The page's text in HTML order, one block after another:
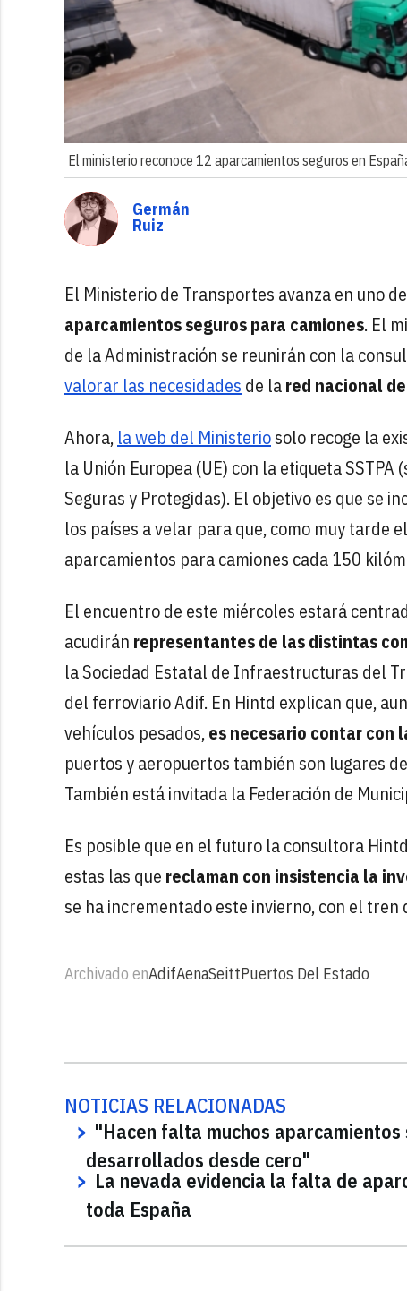
El ministerio reconoce 12 aparcamientos seguros en
Germán
Ruiz
El Ministerio de Transportes avanza en uno
aparcamientos seguros para camiones. El
de la Administración se reunirán con la
valorar las necesidades de lared nacional
Ahora, la web del Ministeriosolo recoge la
la Unión Europea (UE) con la etiqueta
Seguras y Protegidas). El objetivo es que se
los países a velar para que, como muy tarde
aparcamientos para camiones cada 150
El encuentro de este miércoles estará
acudirán representantes de las distintas
la Sociedad Estatal de Infraestructuras del
del ferroviario Adif. En Hintd explican que,
vehículos pesados,es necesario contar con
puertos y aeropuertos también son lugares
También está invitada la Federación de
Es posible que en el futuro la consultora
estas las que reclaman con insistencia la
se ha incrementado este invierno, con el
Archivado enAdifAenaSeittPuertos Del Estado
NOTICIAS RELACIONADAS
"Hacen falta muchos
desarrollados desde cero"
La nevada evidencia la falta de
toda España